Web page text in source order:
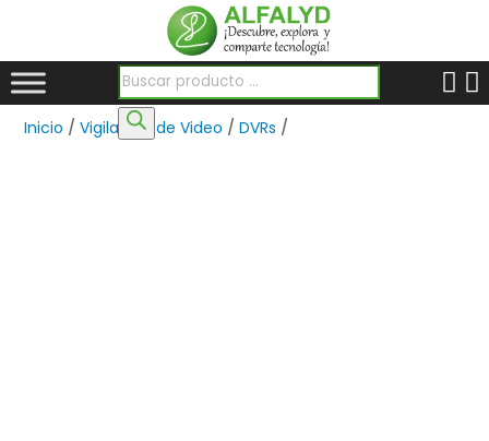
Búsqueda de productos
Inicio /Vigilancia de Video /DVRs /